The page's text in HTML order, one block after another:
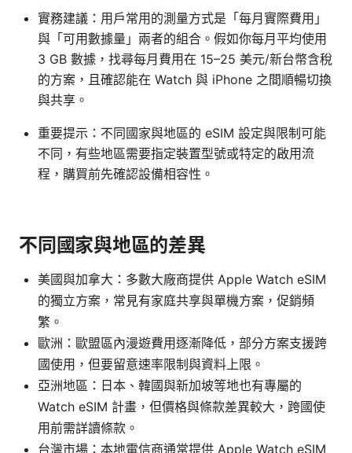
實務建議：用戶常用的測量方式是「每月實際費用」
與「可用數據量」兩者的組合。假如你每月平均使用
3 GB 數據，找尋每月費用在 15–25 美元/新台幣含稅
的方案，且確認能在 Watch 與 iPhone 之間順暢切換
與共享。
重要提示：不同國家與地區的 eSIM 設定與限制可能
不同，有些地區需要指定裝置型號或特定的啟用流
程，購買前先確認設備相容性。
不同國家與地區的差異
美國與加拿大：多數大廠商提供 Apple Watch eSIM
的獨立方案，常見有家庭共享與單機方案，促銷頻
繁。
歐洲：歐盟區內漫遊費用逐漸降低，部分方案支援跨
國使用，但要留意速率限制與資料上限。
亞洲地區：日本、韓國與新加坡等地也有專屬的
Watch eSIM 計畫，但價格與條款差異較大，跨國使
用前需詳讀條款。
台灣市場：本地電信商通常提供 Apple Watch eSIM